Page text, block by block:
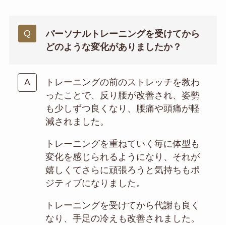
パーソナルトレーニングを受けてから
どのような変化がありましたか？
トレーニングの前のストレッチを教わ
ったことで、反り腰が改善され、姿勢
も少しずつ良くなり、腰痛や頭痛が軽
減されました。
トレーニングを重ねていく毎に体型も
変化を感じられるようになり、それが
嬉しくてさらに頑張ろうと気持ちもポ
ジティブになりました。
トレーニングを受けてから代謝も良く
なり、手足の冷えも改善されました。